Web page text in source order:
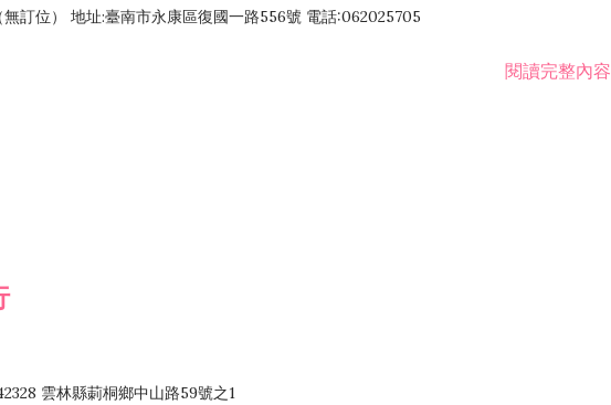
無訂位） 地址:臺南市永康區復國一路556號 電話:062025705
閱讀完整內容
雲林縣莿桐鄉中山路59號之1